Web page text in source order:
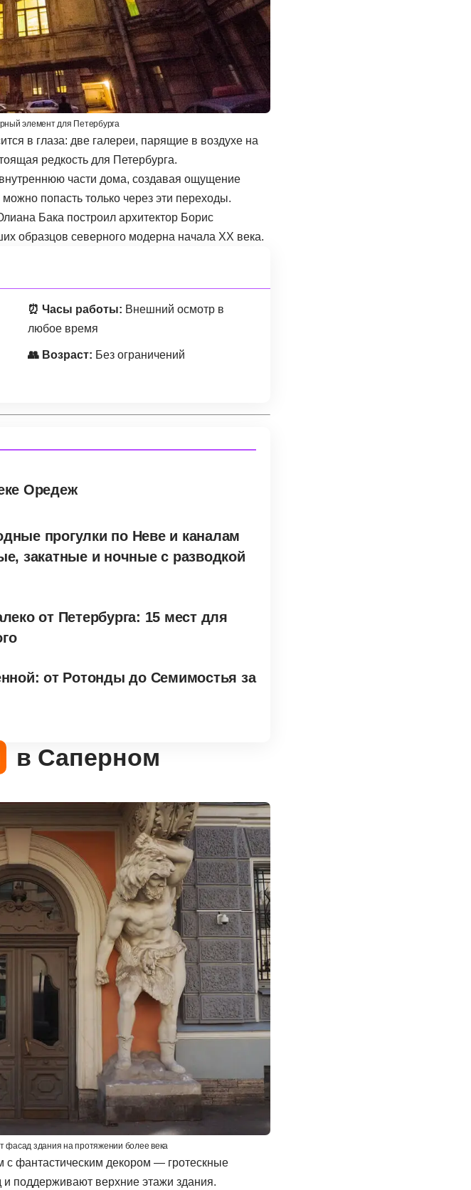
элемент для Петербурга
в глаза: две галереи, парящие в воздухе на
редкость для Петербурга.
части дома, создавая ощущение
попасть только через эти переходы.
Бака построил архитектор Борис
образцов северного модерна начала XX века.
⏰ Часы работы: Внешний осмотр в
любое время
👥 Возраст: Без ограничений
Оредеж
прогулки по Неве и каналам
закатные и ночные с разводкой
от Петербурга: 15 мест для
от Ротонды до Семимостья за
в Саперном
здания на протяжении более века
фантастическим декором — гротескные
поддерживают верхние этажи здания.